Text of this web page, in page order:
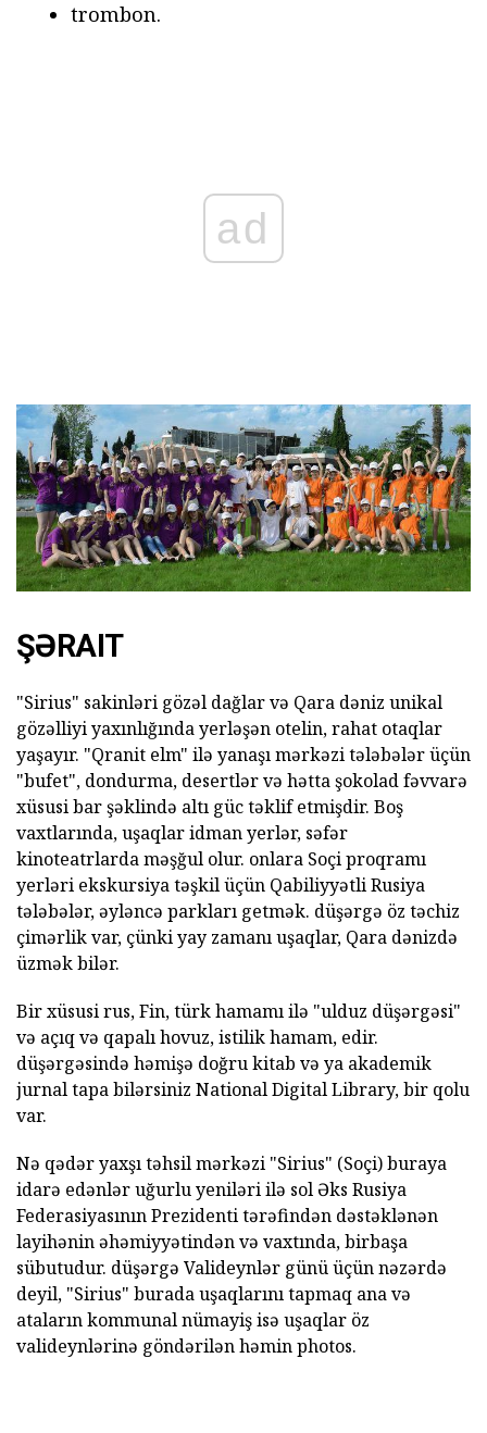
trombon.
ad
ŞƏRAIT
"Sirius" sakinləri gözəl dağlar və Qara dəniz unikal
gözəlliyi yaxınlığında yerləşən otelin, rahat otaqlar
yaşayır. "Qranit elm" ilə yanaşı mərkəzi tələbələr üçün
"bufet", dondurma, desertlər və hətta şokolad fəvvarə
xüsusi bar şəklində altı güc təklif etmişdir. Boş
vaxtlarında, uşaqlar idman yerlər, səfər
kinoteatrlarda məşğul olur. onlara Soçi proqramı
yerləri ekskursiya təşkil üçün Qabiliyyətli Rusiya
tələbələr, əyləncə parkları getmək. düşərgə öz təchiz
çimərlik var, çünki yay zamanı uşaqlar, Qara dənizdə
üzmək bilər.
Bir xüsusi rus, Fin, türk hamamı ilə "ulduz düşərgəsi"
və açıq və qapalı hovuz, istilik hamam, edir.
düşərgəsində həmişə doğru kitab və ya akademik
jurnal tapa bilərsiniz National Digital Library, bir qolu
var.
Nə qədər yaxşı təhsil mərkəzi "Sirius" (Soçi) buraya
idarə edənlər uğurlu yeniləri ilə sol Əks Rusiya
Federasiyasının Prezidenti tərəfindən dəstəklənən
layihənin əhəmiyyətindən və vaxtında, birbaşa
sübutudur. düşərgə Valideynlər günü üçün nəzərdə
deyil, "Sirius" burada uşaqlarını tapmaq ana və
ataların kommunal nümayiş isə uşaqlar öz
valideynlərinə göndərilən həmin photos.